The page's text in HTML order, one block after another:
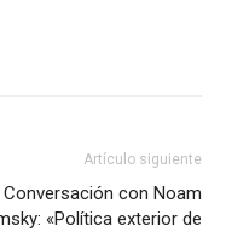
Artículo siguiente
Conversación con Noam
«Política exterior de